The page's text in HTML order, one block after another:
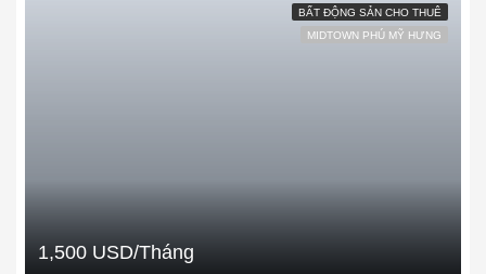
BẤT ĐỘNG SẢN CHO THUÊ
MIDTOWN PHÚ MỸ HƯNG
1,500 USD/Tháng